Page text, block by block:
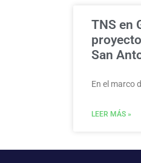
TNS en
San
En el marco
LEER MÁS »